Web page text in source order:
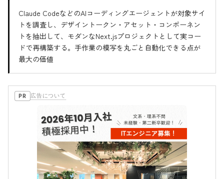
Claude CodeなどのAIコーディングエージェントが対象サイ
トを調査し、デザイントークン・アセット・コンポーネン
トを抽出して、モダンなNext.jsプロジェクトとして実コー
ドで再構築する。手作業の模写を丸ごと自動化できる点が
最大の価値
PR 広告について